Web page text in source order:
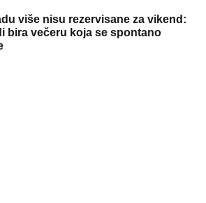
više nisu rezervisane za vikend:
bira večeru koja se spontano